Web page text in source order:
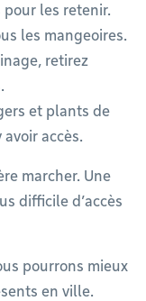
les retenir.
les mangeoires.
retirez
et plants de
accès.
marcher. Une
difficile d’accès
pourrons mieux
en ville.